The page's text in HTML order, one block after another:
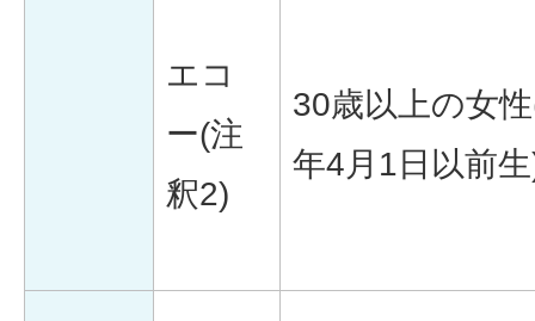
エコ
ー(注
釈2)
30歳以上の女
年4月1日以前